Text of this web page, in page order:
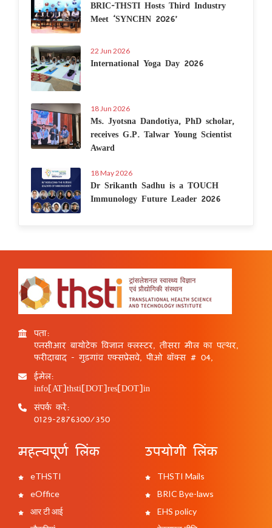
BRIC-THSTI Hosts Third Industry
Meet ‘SYNCHN 2026’
22 Jun 2026
International Yoga Day 2026
18 Jun 2026
Ms. Jyotsna Dandotiya, PhD scholar,
receives G.P. Talwar Young Scientist
Award
18 May 2026
Dr Srikanth Sadhu is a TOUCH
Immunology Future Leader 2026
पता:
एनसीआर बायोटेक विज्ञान क्लस्टर, तीसरा मील का पत्थर,
फरीदाबाद - गुड़गांव एक्सप्रेसवे, पीओ बॉक्स # 04,
ईमेल:
info[AT]thsti[DOT]res[DOT]in
संपर्क करें:
0129-2876300/350
महत्वपूर्ण लिंक
eTHSTI
eOffice
आर टी आई
उपयोगी लिंक
THSTI Mails
BRIC Bye-laws
EHS policy